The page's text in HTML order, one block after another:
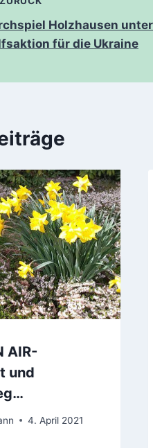
Holzhausen
für die Ukraine
AIR-
und
4. April 2021